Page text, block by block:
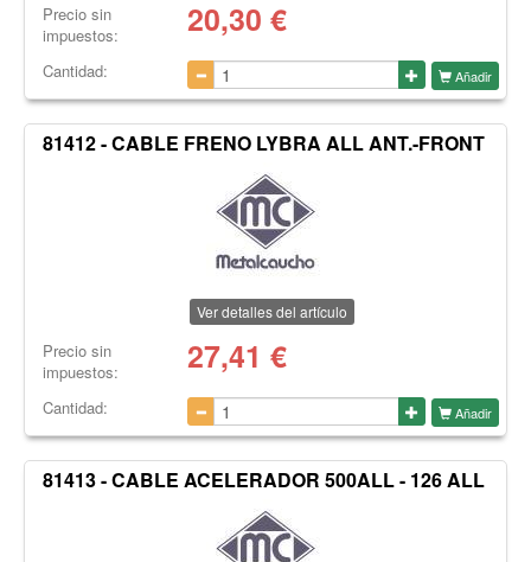
Precio sin
impuestos:
20,30 €
Cantidad: Añadir
81412 - CABLE FRENO LYBRA ALL ANT.-FRONT
Ver detalles del artículo
Precio sin
impuestos:
27,41 €
Cantidad: Añadir
81413 - CABLE ACELERADOR 500ALL - 126 ALL